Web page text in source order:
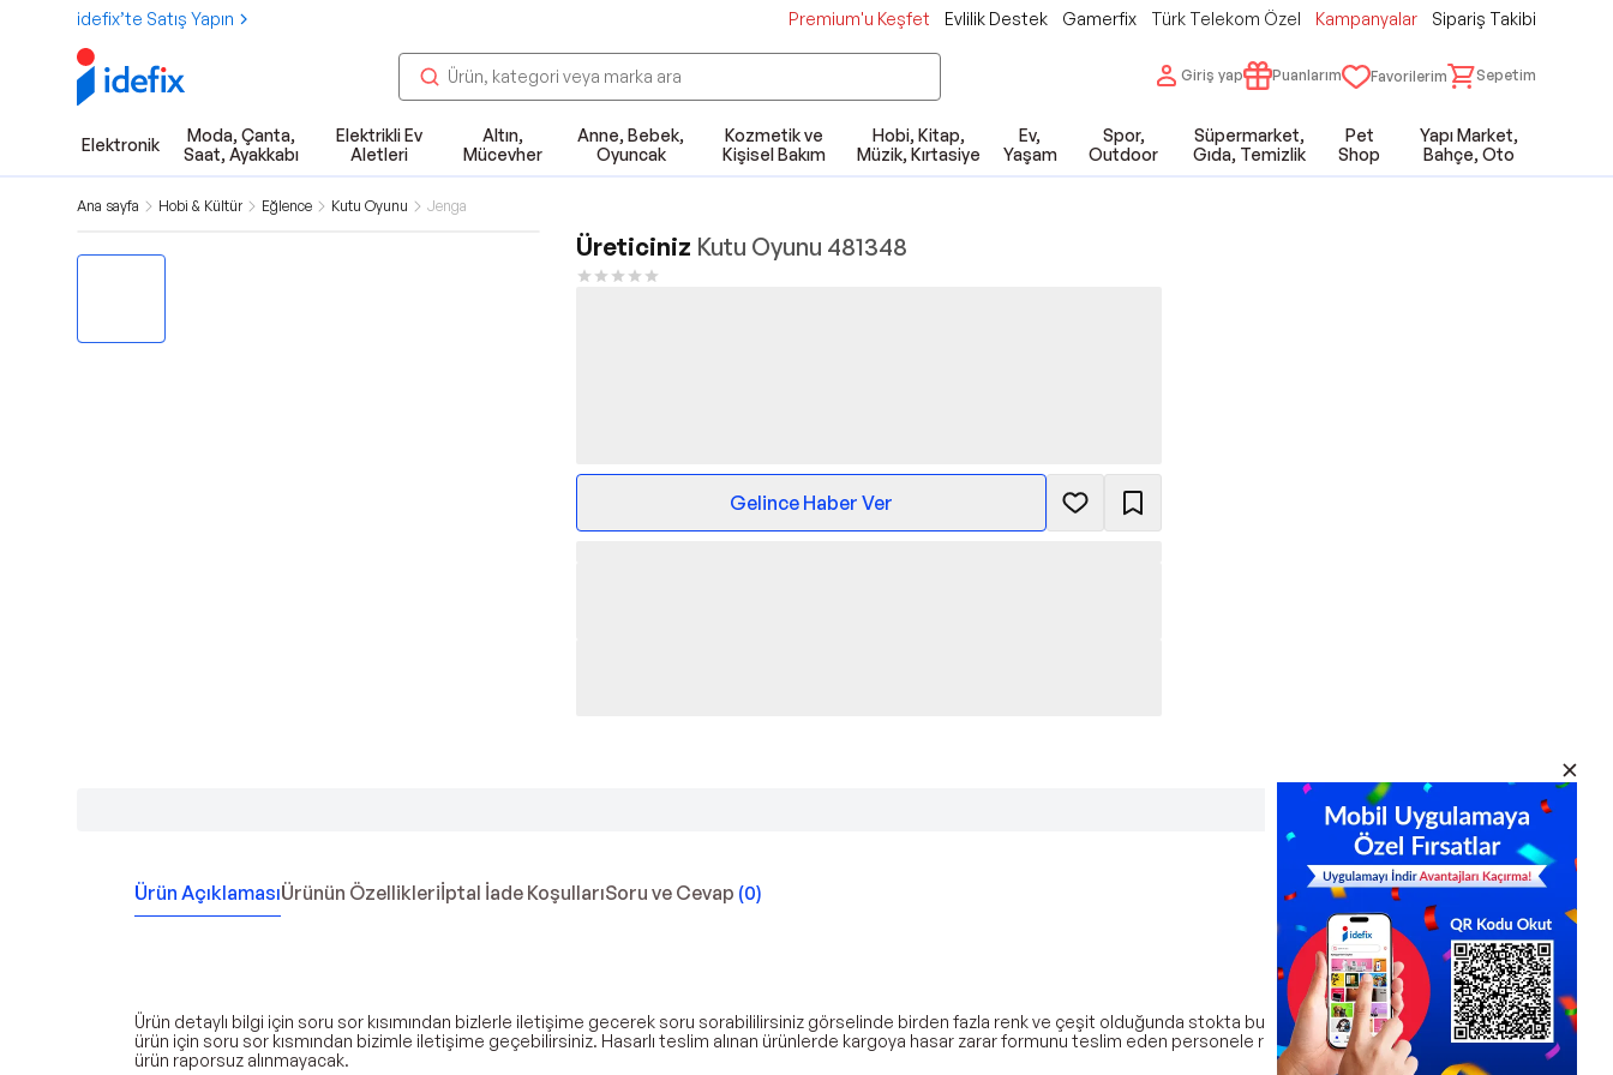
idefix’te Satış Yapın Premium'u Keşfet Evlilik Destek Gamerfix Türk Telekom Özel Kampanyalar Sipariş Takibi
Giriş yap Puanlarım Favorilerim Sepetim
Elektronik
Moda, Çanta,
Saat, Ayakkabı
Elektrikli Ev
Aletleri
Altın,
Mücevher
Anne, Bebek,
Oyuncak
Kozmetik ve
Kişisel Bakım
Hobi, Kitap,
Müzik, Kırtasiye
Ev,
Yaşam
Spor,
Outdoor
Süpermarket,
Gıda, Temizlik
Pet
Shop
Yapı Market,
Bahçe, Oto
Ana sayfa Hobi & Kültür Eğlence Kutu Oyunu Jenga
Üreticiniz Kutu Oyunu 481348
Gelince Haber Ver
Ürün AçıklamasıÜrünün Özellikleriİptal İade KoşullarıSoru ve Cevap (0)
Ürün detaylı bilgi için soru sor kısımından bizlerle iletişime gecerek soru sorabililirsiniz görselinde birden fazla renk ve çeşit olduğunda stokta bulunan ve gönderilecek olan
ürün için soru sor kısmından bizimle iletişime geçebilirsiniz. Hasarlı teslim alınan ürünlerde kargoya hasar zarar formunu teslim eden personele ropar tutturunuz. hasarlı
ürün raporsuz alınmayacak.